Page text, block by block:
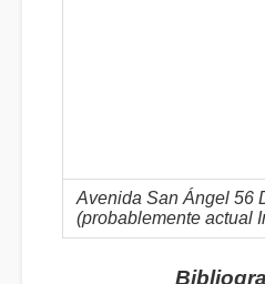
Avenida San Ángel 56
(probablemente actual